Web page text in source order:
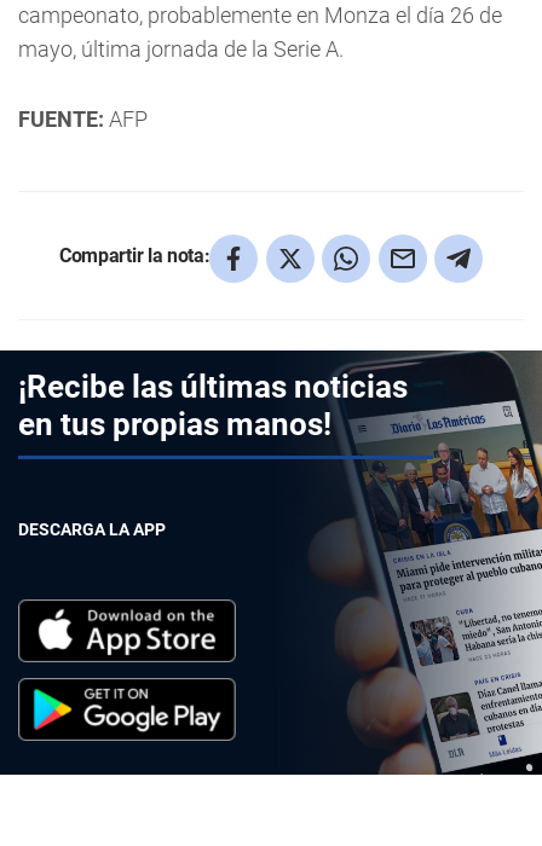
campeonato, probablemente en Monza el día 26 de
mayo, última jornada de la Serie A.
FUENTE: AFP
Compartir la nota:
¡Recibe las últimas noticias
en tus propias manos!
DESCARGA LA APP